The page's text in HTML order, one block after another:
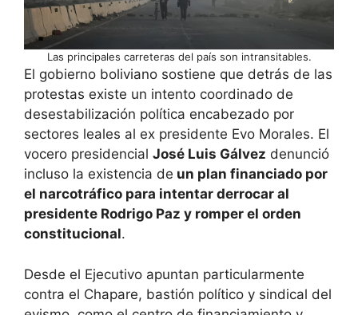
Las principales carreteras del país son intransitables.
El gobierno boliviano sostiene que detrás de las
protestas existe un intento coordinado de
desestabilización política encabezado por
sectores leales al ex presidente Evo Morales. El
vocero presidencial José Luis Gálvez denunció
incluso la existencia de un plan financiado por
el narcotráfico para intentar derrocar al
presidente Rodrigo Paz y romper el orden
constitucional.
Desde el Ejecutivo apuntan particularmente
contra el Chapare, bastión político y sindical del